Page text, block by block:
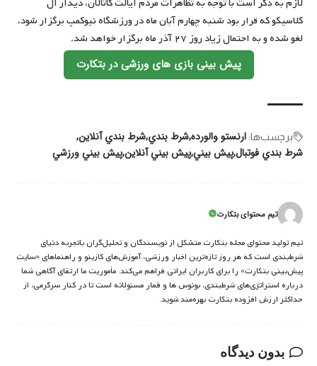
کلاسیکو که قرار بود شنبه چهارم آبان ماه در ورزشگاه نیوکمپ برگزار شود،
لغو شده و به احتمال زیاد روز ۲۷ آذر ماه برگزار خواهد شد.
پیش بینی بازی های ورزشی در بتکارت
برچسب‌‌ها: ارنستو والوردهشرط بنديشرط بندي آنلاين
شرط بندي فوتبالپيش بينيپيش بيني آنلاينپيش بيني ورزشي
تیم محتوای بتکارت
تیم تولید محتوای مجله بتکارت متشکل از نویسندگان و تحلیل‌گران باتجربه دنیای
شرط‌بندی است که هر روز تازه‌ترین اخبار ورزشی، آموزش‌های کازینو و راهنماهای «سایت
پیش‌بینی بتکارت» را برای کاربران ایرانی فراهم می‌کند. مأموریت ما ارتقای آگاهی شما
درباره استراتژی‌های شرطبندی، بونوس ها و قمار مسئولانه است تا در کنار سرگرمی، از
حداکثر ارزش افزوده بتکارت بهره‌مند شوید.
بدون دیدگاه